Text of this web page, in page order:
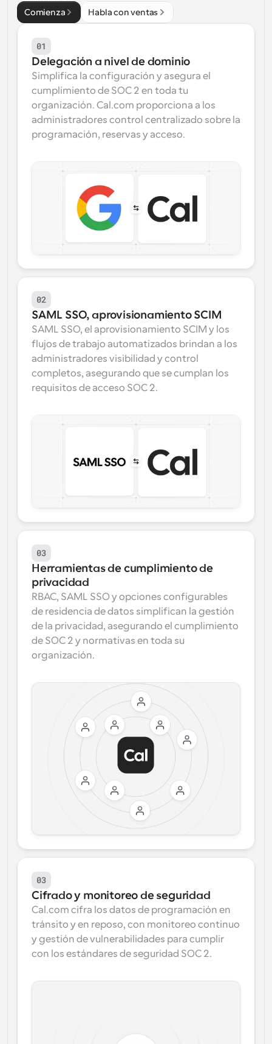
Comienza Habla con ventas
01
Delegación a nivel de dominio
Simplifica la configuración y asegura el
cumplimiento de SOC 2 en toda tu
organización. Cal.com proporciona a los
administradores control centralizado sobre la
programación, reservas y acceso.
02
SAML SSO, aprovisionamiento SCIM
SAML SSO, el aprovisionamiento SCIM y los
flujos de trabajo automatizados brindan a los
administradores visibilidad y control
completos, asegurando que se cumplan los
requisitos de acceso SOC 2.
03
Herramientas de cumplimiento de
privacidad
RBAC, SAML SSO y opciones configurables
de residencia de datos simplifican la gestión
de la privacidad, asegurando el cumplimiento
de SOC 2 y normativas en toda su
organización.
03
Cifrado y monitoreo de seguridad
Cal.com cifra los datos de programación en
tránsito y en reposo, con monitoreo continuo
y gestión de vulnerabilidades para cumplir
con los estándares de seguridad SOC 2.